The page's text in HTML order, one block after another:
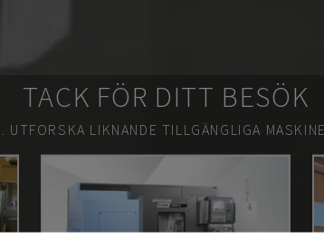
TACK FÖR DITT BESÖK
UTFORSKA LIKNANDE TILLGÄNGLIGA